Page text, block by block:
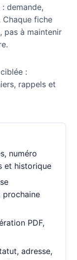
demande,
Chaque fiche
pas à maintenir
:
rappels et
numéro
et historique
PDF,
adresse,